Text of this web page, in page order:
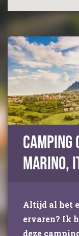
Marino,
Altijd al het
ervaren? Ik
deze